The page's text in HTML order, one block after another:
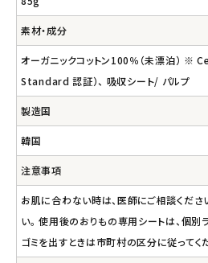
素材・成分
オーガニックコットン100％（未漂泊）
Standard 認証）、 吸収シート/ パルプ
製造国
韓国
注意事項
お肌に合わない時は、医師にご相談くださ
い。 使用後のおりもの専用シートは、個別
ゴミを出すときは市町村の区分に従ってく